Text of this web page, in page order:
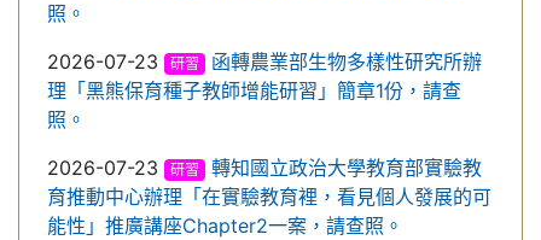
照。
2026-07-23
研習
函轉農業部生物多樣性研究所辦
理「黑熊保育種子教師增能研習」簡章1份，請查
照。
2026-07-23
研習
轉知國立政治大學教育部實驗教
育推動中心辦理「在實驗教育裡，看見個人發展的可
能性」推廣講座Chapter2一案，請查照。